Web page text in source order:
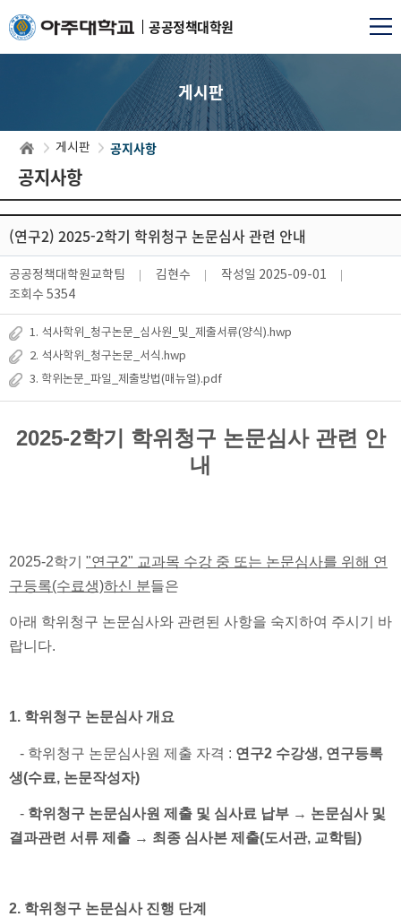
공공정책대학원
게시판
게시판 공지사항
공지사항
(연구2) 2025-2학기 학위청구 논문심사 관련 안내
공공정책대학원교학팀 김현수 작성일 2025-09-01
조회수 5354
1. 석사학위_청구논문_심사원_및_제출서류(양식).hwp
2. 석사학위_청구논문_서식.hwp
3. 학위논문_파일_제출방법(매뉴얼).pdf
2025-2학기 학위청구 논문심사 관련 안
내
2025-2학기 "연구2" 교과목 수강 중 또는 논문심사를 위해 연
구등록(수료생)하신 분들은
아래 학위청구 논문심사와 관련된 사항을 숙지하여 주시기 바
랍니다.
1. 학위청구 논문심사 개요
- 학위청구 논문심사원 제출 자격 : 연구2 수강생, 연구등록
생(수료, 논문작성자)
- 학위청구 논문심사원 제출 및 심사료 납부 → 논문심사 및
결과관련 서류 제출 → 최종 심사본 제출(도서관, 교학팀)
2. 학위청구 논문심사 진행 단계